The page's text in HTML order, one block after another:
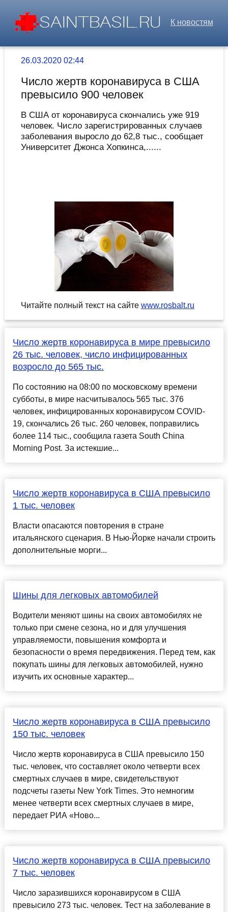
К новостям
26.03.2020 02:44
Число жертв коронавируса в США
превысило 900 человек
В США от коронавируса скончались уже 919
человек. Число зарегистрированных случаев
заболевания выросло до 62,8 тыс., сообщает
Университет Джонса Хопкинса,......
Читайте полный текст на сайте www.rosbalt.ru
Число жертв коронавируса в мире превысило
26 тыс. человек, число инфицированных
возросло до 565 тыс.
По состоянию на 08:00 по московскому времени
субботы, в мире насчитывалось 565 тыс. 376
человек, инфицированных коронавирусом COVID-
19, скончались 26 тыс. 260 человек, поправились
более 114 тыс., сообщила газета South China
Morning Post. За истекшие...
Число жертв коронавируса в США превысило
1 тыс. человек
Власти опасаются повторения в стране
итальянского сценария. В Нью-Йорке начали строить
дополнительные морги...
Шины для легковых автомобилей
Водители меняют шины на своих автомобилях не
только при смене сезона, но и для улучшения
управляемости, повышения комфорта и
безопасности о время передвижения. Перед тем, как
покупать шины для легковых автомобилей, нужно
изучить их основные характер...
Число жертв коронавируса в США превысило
150 тыс. человек
Число жертв коронавируса в США превысило 150
тыс. человек, что составляет около четверти всех
смертных случаев в мире, свидетельствуют
подсчеты газеты New York Times. Это немногим
менее четверти всех смертных случаев в мире,
передает РИА «Ново...
Число жертв коронавируса в США превысило
7 тыс. человек
Число заразившихся коронавирусом в США
превысило 273 тыс. человек. Тест на заболевание в